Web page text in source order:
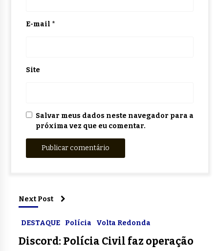
E-mail *
Site
Salvar meus dados neste navegador para a
próxima vez que eu comentar.
Next Post
DESTAQUE Polícia Volta Redonda
Discord: Polícia Civil faz operação